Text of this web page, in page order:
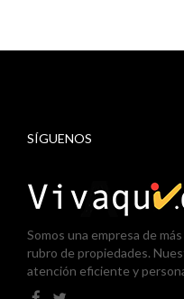
SÍGUENOS
Somos una empresa de
rubro de propiedades.
atención eficiente y